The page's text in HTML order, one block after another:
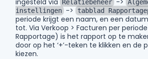
ingesteld via
Relatiebeheer ->
instellingen -> tabblad
periode krijgt een naam, en een
tot. Via Verkoop > Facturen per
Rapportage) is het rapport op te
door op het ‘+’-teken te klikken en de
kiezen.